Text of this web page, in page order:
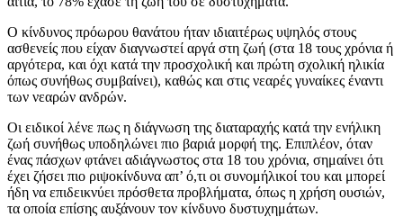
Ο κίνδυνος πρόωρου θανάτου ήταν ιδιαιτέρως υψηλός στους
ασθενείς που είχαν διαγνωστεί αργά στη ζωή (στα 18 τους χρόνια ή
αργότερα, και όχι κατά την προσχολική και πρώτη σχολική ηλικία
όπως συνήθως συμβαίνει), καθώς και στις νεαρές γυναίκες έναντι
των νεαρών ανδρών.
Οι ειδικοί λένε πως η διάγνωση της διαταραχής κατά την ενήλικη
ζωή συνήθως υποδηλώνει πιο βαριά μορφή της. Επιπλέον, όταν
ένας πάσχων φτάνει αδιάγνωστος στα 18 του χρόνια, σημαίνει ότι
έχει ζήσει πιο ριψοκίνδυνα απ’ ό,τι οι συνομήλικοί του και μπορεί
ήδη να επιδεικνύει πρόσθετα προβλήματα, όπως η χρήση ουσιών,
τα οποία επίσης αυξάνουν τον κίνδυνο δυστυχημάτων.